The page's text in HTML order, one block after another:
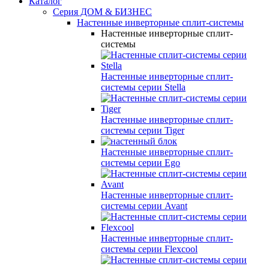
Серия ДОМ & БИЗНЕС
Настенные инверторные сплит-системы
Настенные инверторные сплит-
системы
Настенные инверторные сплит-
системы серии Stella
Настенные инверторные сплит-
системы серии Tiger
Настенные инверторные сплит-
системы серии Ego
Настенные инверторные сплит-
системы серии Avant
Настенные инверторные сплит-
системы серии Flexcool